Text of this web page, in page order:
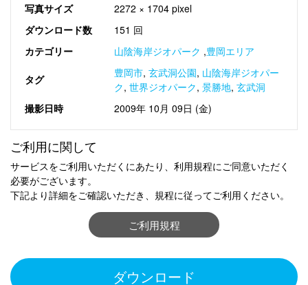
写真サイズ
2272 × 1704 pixel
ダウンロード数
151 回
カテゴリー
山陰海岸ジオパーク ,豊岡エリア
タグ 豊岡市, 玄武洞公園, 山陰海岸ジオパー
ク, 世界ジオパーク, 景勝地, 玄武洞
撮影日時
2009年 10月 09日 (金)
ご利用に関して
サービスをご利用いただくにあたり、利用規程にご同意いただく
必要がございます。
下記より詳細をご確認いただき、規程に従ってご利用ください。
ご利用規程
ダウンロード